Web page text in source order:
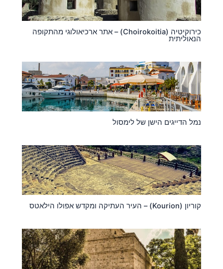
כירוקיטיה (Choirokoitia) – אתר ארכיאולוגי מהתקופה
הנאוליתית
נמל הדייגים הישן של לימסול
קוריון (Kourion) – העיר העתיקה ומקדש אפולו הילאטס